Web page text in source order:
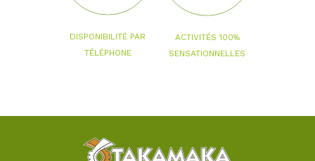
DISPONIBILITÉ PAR
TÉLÉPHONE
ACTIVITÉS 100%
SENSATIONNELLES